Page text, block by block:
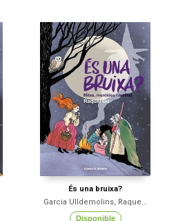
És una bruixa?
Garcia Ulldemolins, Raque...
Disponible